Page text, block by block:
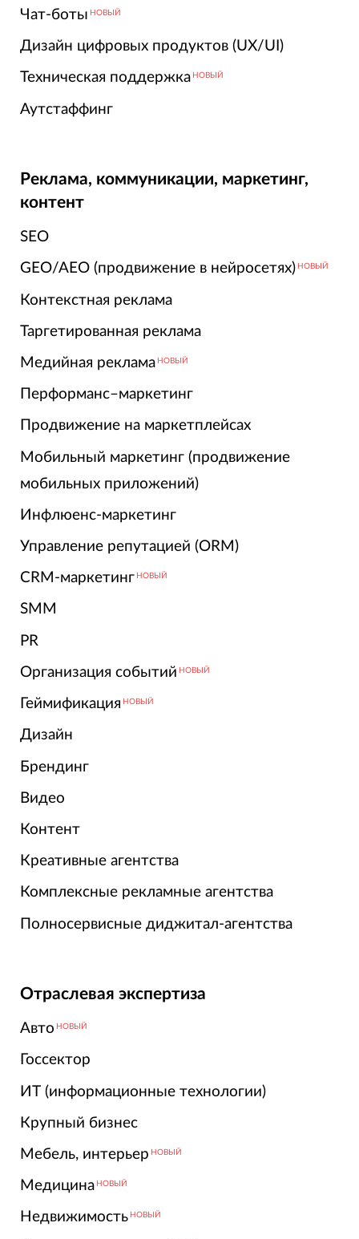
Чат-боты НОВЫЙ
Дизайн цифровых продуктов (UX/UI)
Техническая поддержка НОВЫЙ
Аутстаффинг
Реклама, коммуникации, маркетинг,
контент
SEO
GEO/AEO (продвижение в нейросетях) НОВЫЙ
Контекстная реклама
Таргетированная реклама
Медийная реклама НОВЫЙ
Перформанс–маркетинг
Продвижение на маркетплейсах
Мобильный маркетинг (продвижение
мобильных приложений)
Инфлюенс-маркетинг
Управление репутацией (ORM)
CRM-маркетинг НОВЫЙ
SMM
PR
Организация событий НОВЫЙ
Геймификация НОВЫЙ
Дизайн
Брендинг
Видео
Контент
Креативные агентства
Комплексные рекламные агентства
Полносервисные диджитал-агентства
Отраслевая экспертиза
Авто НОВЫЙ
Госсектор
ИТ (информационные технологии)
Крупный бизнес
Мебель, интерьер НОВЫЙ
Медицина НОВЫЙ
Недвижимость НОВЫЙ